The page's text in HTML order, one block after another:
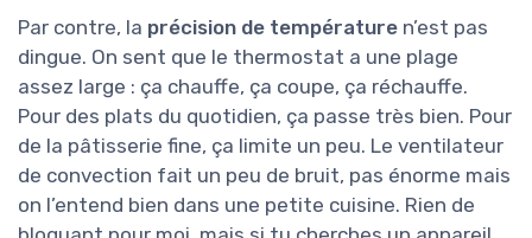
Par contre, la précision de température n’est pas
dingue. On sent que le thermostat a une plage
assez large : ça chauffe, ça coupe, ça réchauffe.
Pour des plats du quotidien, ça passe très bien. Pour
de la pâtisserie fine, ça limite un peu. Le ventilateur
de convection fait un peu de bruit, pas énorme mais
on l’entend bien dans une petite cuisine. Rien de